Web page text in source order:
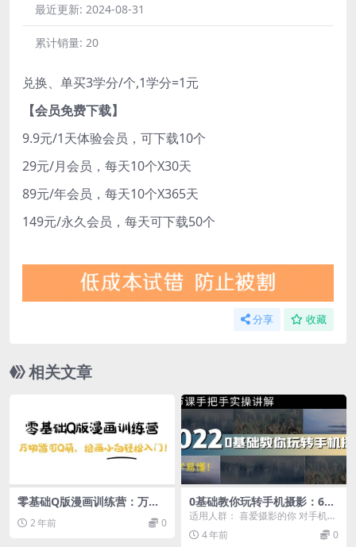
最近更新: 2024-08-31
累计销量: 20
兑换、单买3学分/个,1学分=1元
【会员免费下载】
9.9元/1天体验会员，可下载10个
29元/月会员，每天10个X30天
89元/年会员，每天10个X365天
149元/永久会员，每天可下载50个
分享 收藏
相关文章
零基础Q版漫画训练营：万物
皆可Q萌，绘画小白轻松入门
2 年前 0
0基础教你玩转手机摄影：67
节课手把手实操讲解，好学易
懂
适用人群： 喜爱摄影的你 对手机摄
影一知半解的你 对手机修图调色不
懂的人 想要提...
4 年前 0